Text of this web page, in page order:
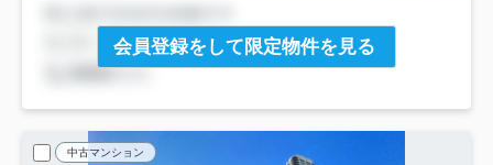
会員登録をして限定物件を見る
中古マンション